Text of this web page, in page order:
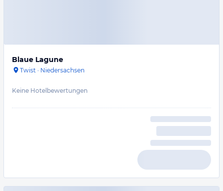
Blaue Lagune
Twist · Niedersachsen
Keine Hotelbewertungen